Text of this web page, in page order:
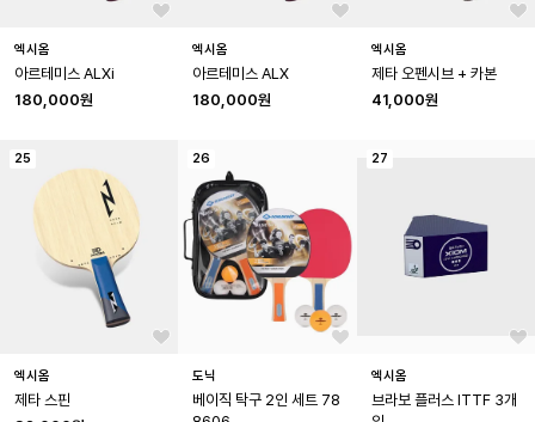
엑시옴
아르테미스 ALXi
180,000원
엑시옴
아르테미스 ALX
180,000원
엑시옴
제타 오펜시브 + 카본
41,000원
25
엑시옴
제타 스핀
26
도닉
베이직 탁구 2인 세트 78
27
엑시옴
브라보 플러스 ITTF 3개